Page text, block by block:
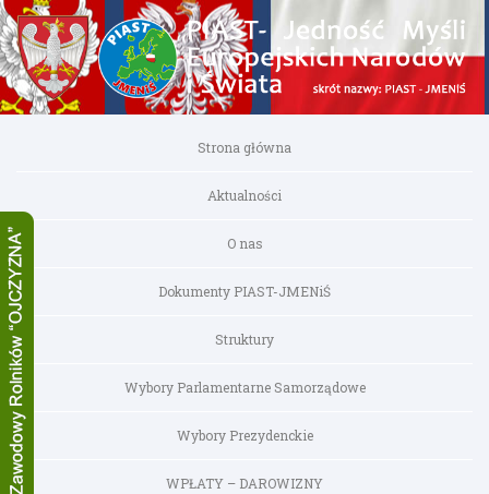
Strona główna
Aktualności
O nas
Dokumenty PIAST-JMENiŚ
Struktury
Wybory Parlamentarne Samorządowe
Wybory Prezydenckie
WPŁATY – DAROWIZNY